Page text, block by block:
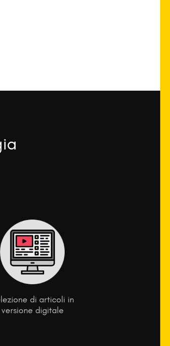
di articoli in
versione digitale